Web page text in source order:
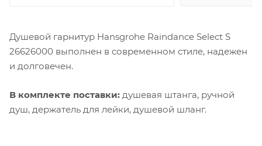
Душевой гарнитур Hansgrohe Raindance Select S
26626000 выполнен в современном стиле, надежен
и долговечен.
В комплекте поставки: душевая штанга, ручной
душ, держатель для лейки, душевой шланг.